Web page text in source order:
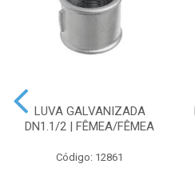
LUVA GALVANIZADA
DN1.1/2 | FÊMEA/FÊMEA
Código: 12861